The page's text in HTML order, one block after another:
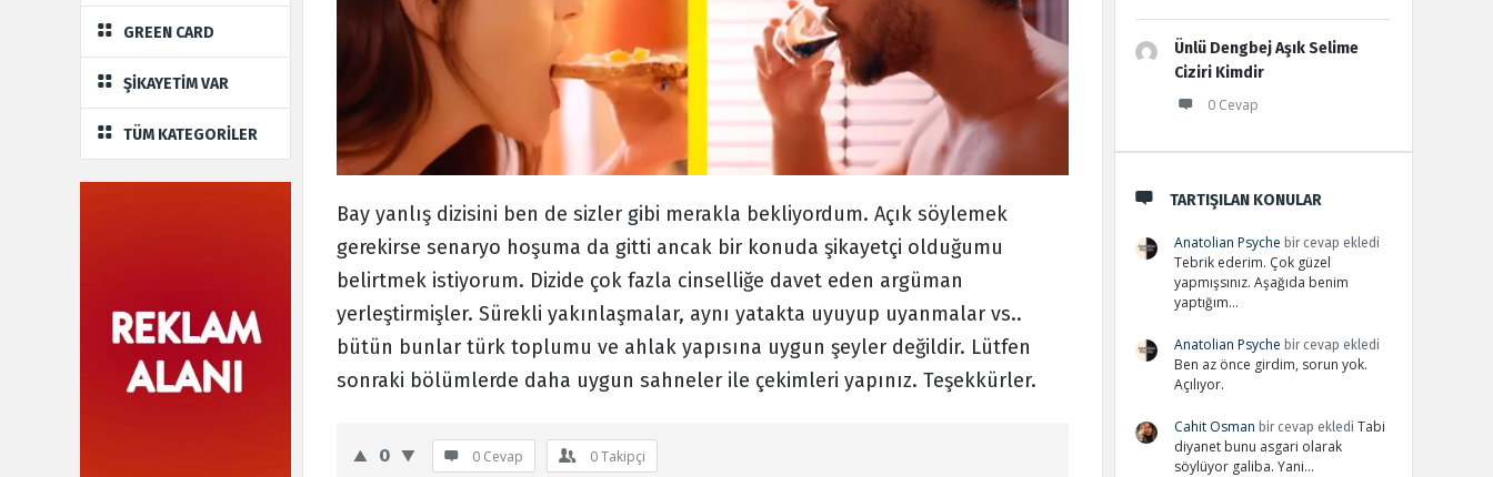
Bay yanlış dizisini ben de sizler gibi merakla bekliyordum. Açık söylemek
gerekirse senaryo hoşuma da gitti ancak bir konuda şikayetçi olduğumu
belirtmek istiyorum. Dizide çok fazla cinselliğe davet eden argüman
yerleştirmişler. Sürekli yakınlaşmalar, aynı yatakta uyuyup uyanmalar vs..
bütün bunlar türk toplumu ve ahlak yapısına uygun şeyler değildir. Lütfen
sonraki bölümlerde daha uygun sahneler ile çekimleri yapınız. Teşekkürler.
0 0 Cevap 0Takipçi
Ünlü Dengbej Aşık Selime
Ciziri Kimdir
0 Cevap
TARTIŞILAN KONULAR
Anatolian Psyche bir cevap ekledi
Tebrik ederim. Çok güzel
yapmışsınız. Aşağıda benim
yaptığım…
Anatolian Psyche bir cevap ekledi
Ben az önce girdim, sorun yok.
Açılıyor.
Cahit Osman bir cevap ekledi Tabi
diyanet bunu asgari olarak
söylüyor galiba. Yani…
GREEN CARD
ŞİKAYETİM VAR
TÜM KATEGORİLER